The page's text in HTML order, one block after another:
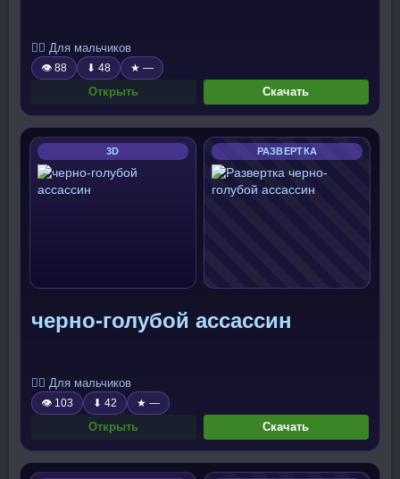
🧍‍♂️ Для мальчиков
👁 88 ⬇ 48 ★ —
Открыть Скачать
3D РАЗВЕРТКА
черно-голубой ассассин
🧍‍♂️ Для мальчиков
👁 103 ⬇ 42 ★ —
Открыть Скачать